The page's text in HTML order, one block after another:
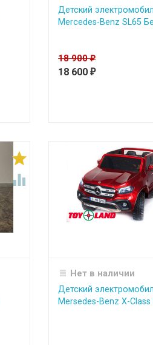
Детский
Mercedes-Benz SL65
18 900₽
18 600₽


Нет в наличии
Детский
Mersedes-Benz X-Class